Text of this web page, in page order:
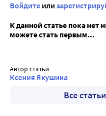
Войдите или
К данной статье пока
можете стать первым...
Автор статьи
Ксения Якушина
Все